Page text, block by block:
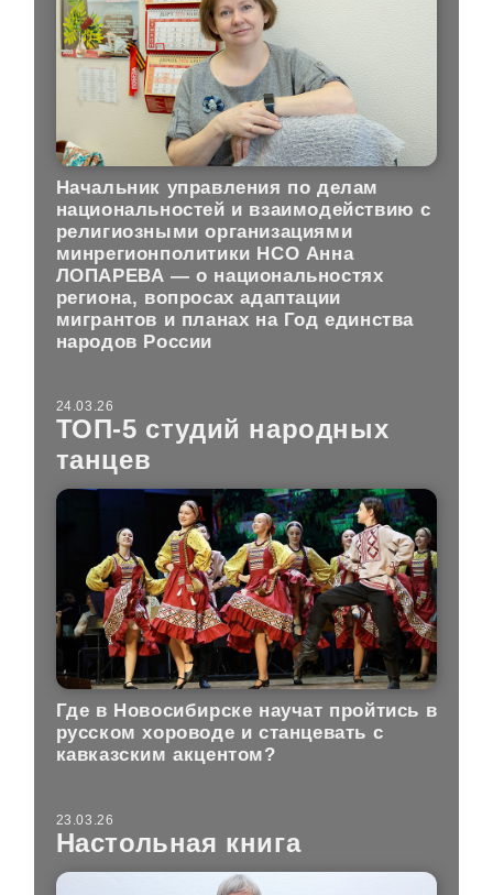
Начальник управления по делам
национальностей и взаимодействию с
религиозными организациями
минрегионполитики НСО Анна
ЛОПАРЕВА — о национальностях
региона, вопросах адаптации
мигрантов и планах на Год единства
народов России
24.03.26
ТОП-5 студий народных
танцев
Где в Новосибирске научат пройтись в
русском хороводе и станцевать с
кавказским акцентом?
23.03.26
Настольная книга